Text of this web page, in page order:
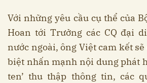
Với những yêu cầu cụ thể của
Hoan tới Trưởng các CQ đại
nước ngoài, ông Việt cam kết
biệt nhấn mạnh nội dung phát
ten’ thu thập thông tin, các